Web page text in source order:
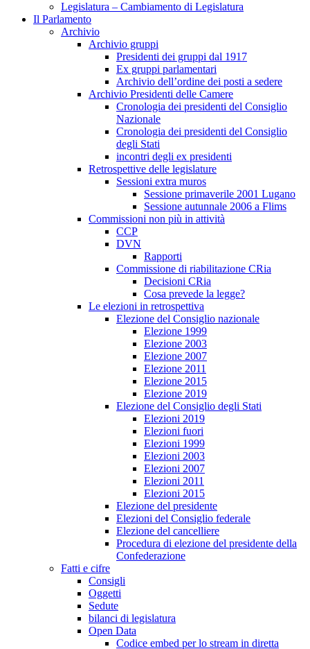
Legislatura – Cambiamento di Legislatura
Il Parlamento
Archivio
Archivio gruppi
Presidenti dei gruppi dal 1917
Ex gruppi parlamentari
Archivio dell’ordine dei posti a sedere
Archivio Presidenti delle Camere
Cronologia dei presidenti del Consiglio
Nazionale
Cronologia dei presidenti del Consiglio
degli Stati
incontri degli ex presidenti
Retrospettive delle legislature
Sessioni extra muros
Sessione primaverile 2001 Lugano
Sessione autunnale 2006 a Flims
Commissioni non più in attività
CCP
DVN
Rapporti
Commissione di riabilitazione CRia
Decisioni CRia
Cosa prevede la legge?
Le elezioni in retrospettiva
Elezione del Consiglio nazionale
Elezione 1999
Elezione 2003
Elezione 2007
Elezione 2011
Elezione 2015
Elezione 2019
Elezione del Consiglio degli Stati
Elezioni 2019
Elezioni fuori
Elezioni 1999
Elezioni 2003
Elezioni 2007
Elezioni 2011
Elezioni 2015
Elezione del presidente
Elezioni del Consiglio federale
Elezione del cancelliere
Procedura di elezione del presidente della
Confederazione
Fatti e cifre
Consigli
Oggetti
Sedute
bilanci di legislatura
Open Data
Codice embed per lo stream in diretta